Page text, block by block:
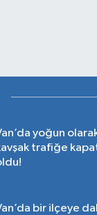
yoğun
trafiğe
bir ilçeye